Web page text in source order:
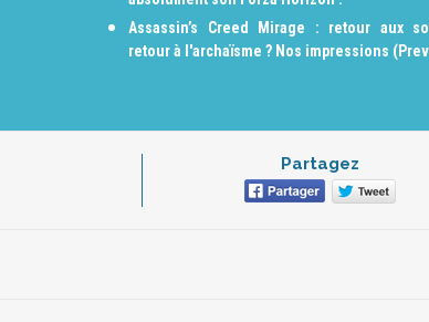
Assassin’s Creed Mirage : retour aux
retour à l'archaïsme ? Nos impressions
Partagez